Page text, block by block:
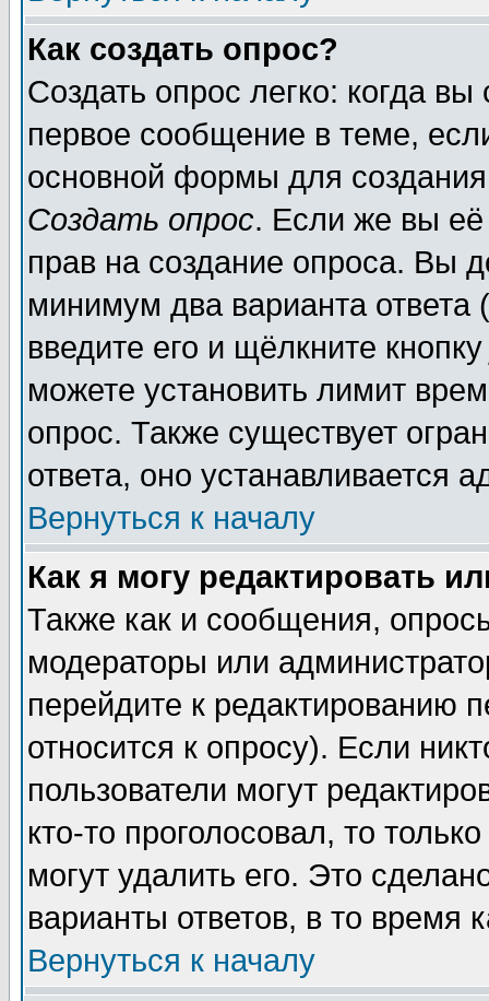
Как создать опрос?
Создать опрос легко: когда
первое сообщение в теме,
основной формы для
Создать опрос. Если же вы её
прав на создание опроса. Вы
минимум два варианта ответа
введите его и щёлкните
можете установить лимит
опрос. Также существует
ответа, оно устанавливается
Вернуться к началу
Как я могу редактировать
Также как и сообщения,
модераторы или
перейдите к редактированию
относится к опросу). Если
пользователи могут
кто-то проголосовал, то
могут удалить его. Это
варианты ответов, в то время
Вернуться к началу